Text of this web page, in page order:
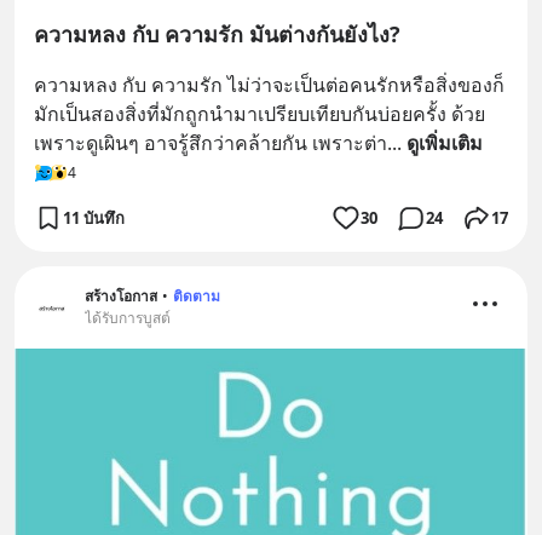
ความหลง กับ ความรัก มันต่างกันยังไง?
ความหลง กับ ความรัก ไม่ว่าจะเป็นต่อคนรักหรือสิ่งของก็
มักเป็นสองสิ่งที่มักถูกนำมาเปรียบเทียบกันบ่อยครั้ง ด้วย
เพราะดูเผินๆ อาจรู้สึกว่าคล้ายกัน เพราะต่า... ดูเพิ่มเติม
4
11 บันทึก 30 24 17
สร้างโอกาส • ติดตาม
ได้รับการบูสต์